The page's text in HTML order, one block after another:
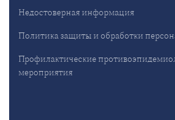
Недостоверная информация
Политика защиты и обработки
Профилактические
мероприятия